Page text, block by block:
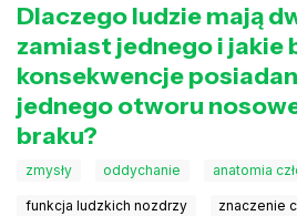
Dlaczego ludzie mają
zamiast jednego i jakie
konsekwencje
jednego otworu
braku?
zmysły oddychanie anatomia
funkcja ludzkich nozdrzy
znaczenie